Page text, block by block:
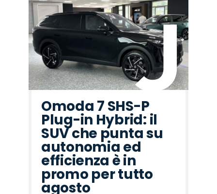
Omoda 7 SHS-P
Plug-in Hybrid: il
SUV che punta su
autonomia ed
efficienza è in
promo per tutto
agosto